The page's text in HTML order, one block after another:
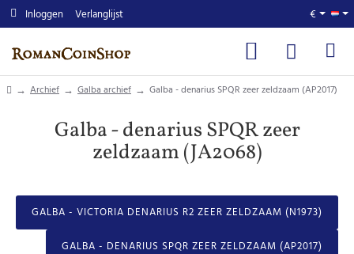
Inloggen Verlanglijst €
homeArchief Galba archief Galba - denarius SPQR zeer zeldzaam (AP2017)
Galba - denarius SPQR zeer
zeldzaam (JA2068)
GALBA - VICTORIA DENARIUS R2 ZEER ZELDZAAM (N1973)
GALBA - DENARIUS SPQR ZEER ZELDZAAM (AP2017)